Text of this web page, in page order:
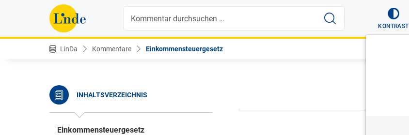
KONTRAST
LinDa Kommentare Einkommensteuergesetz
INHALTSVERZEICHNIS
Einkommensteuergesetz